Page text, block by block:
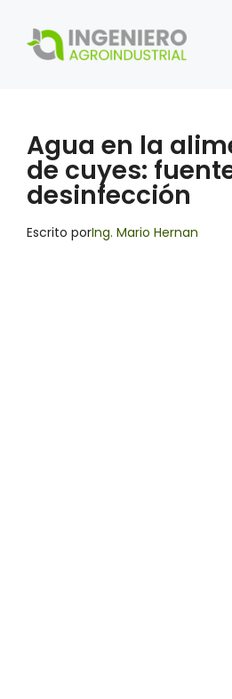
contenido
Agua en la
de cuyes:
desinfección
Escrito porIng. Mario Hernan